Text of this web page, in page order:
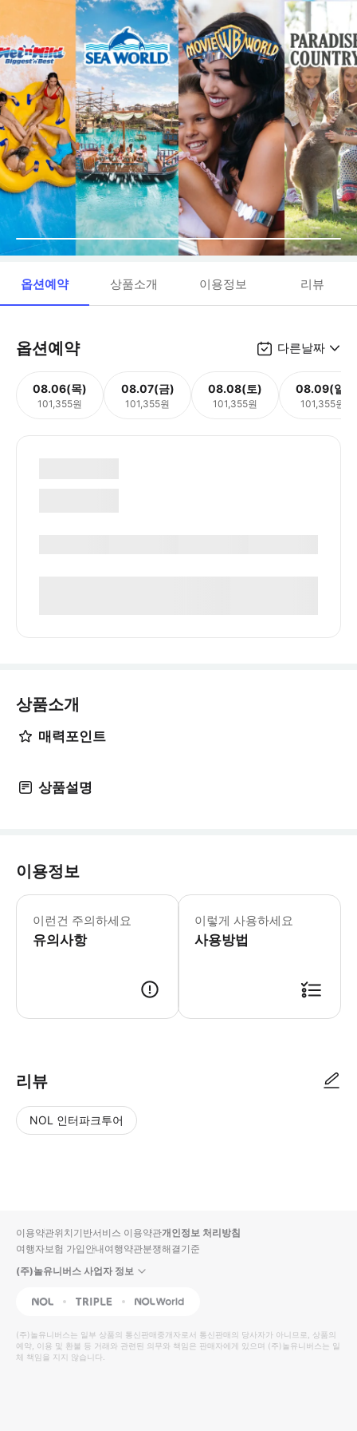
옵션예약 상품소개 이용정보 리뷰
옵션예약 다른날짜
08.06(목)
101,355원
08.07(금)
101,355원
08.08(토)
101,355원
08.09(일)
101,355원
상품소개
매력포인트
상품설명
이용정보
이런건 주의하세요
유의사항
이렇게 사용하세요
사용방법
리뷰
NOL 인터파크투어
입니
다.
높
은
순
동
영
상
순
상
이용약관위치기반서비스 이용약관개인정보 처리방침
여행자보험 가입안내여행약관분쟁해결기준
(주)놀유니버스 사업자 정보
NOL Triple Interpark Global
(주)놀유니버스는 일부 상품의 통신판매중개자로서 통신판매의 당사자가 아니므로, 상품의
예약, 이용 및 환불 등 거래와 관련된 의무와 책임은 판매자에게 있으며 (주)놀유니버스는 일
체 책임을 지지 않습니다.